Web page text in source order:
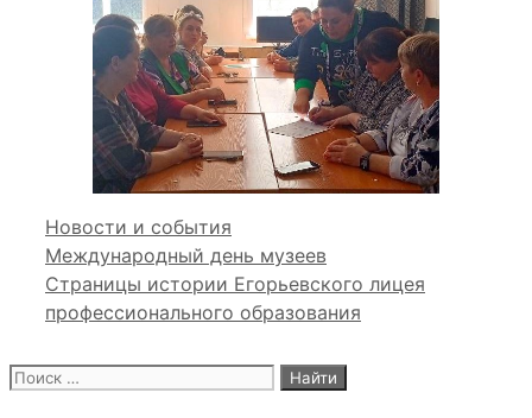
Рубрики
Новости и события
Международный день музеев
Страницы истории Егорьевского лицея
профессионального образования
Поиск: